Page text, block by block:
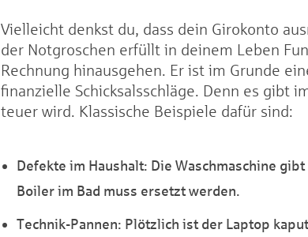
Vielleicht denkst du, dass dein Girokonto
der Notgroschen erfüllt in deinem Leben
Rechnung hinausgehen. Er ist im Grunde
finanzielle Schicksalsschläge. Denn es gibt
teuer wird. Klassische Beispiele dafür sind:
Defekte im Haushalt: Die Waschmaschine
Boiler im Bad muss ersetzt werden.
Technik-Pannen: Plötzlich ist der Laptop